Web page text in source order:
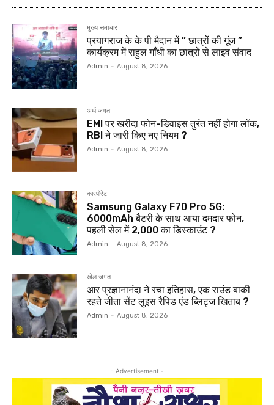
मुख्य समाचार
प्रयागराज के के पी मैदान में ” छात्रों की गूंज ”
कार्यक्रम में राहुल गाँधी का छात्रों से लाइव संवाद
Admin - August 8, 2026
अर्थ जगत
EMI पर खरीदा फोन-डिवाइस तुरंत नहीं होगा लॉक,
RBI ने जारी किए नए नियम ?
Admin - August 8, 2026
कारपोरेट
Samsung Galaxy F70 Pro 5G:
6000mAh बैटरी के साथ आया दमदार फोन,
पहली सेल में ₹2,000 का डिस्काउंट ?
Admin - August 8, 2026
खेल जगत
आर प्रज्ञानानंदा ने रचा इतिहास, एक राउंड बाकी
रहते जीता सेंट लुइस रैपिड एंड ब्लिट्ज खिताब ?
Admin - August 8, 2026
- Advertisement -